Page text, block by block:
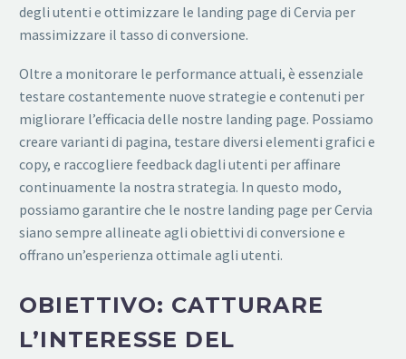
degli utenti e ottimizzare le landing page di Cervia per
massimizzare il tasso di conversione.
Oltre a monitorare le performance attuali, è essenziale
testare costantemente nuove strategie e contenuti per
migliorare l’efficacia delle nostre landing page. Possiamo
creare varianti di pagina, testare diversi elementi grafici e
copy, e raccogliere feedback dagli utenti per affinare
continuamente la nostra strategia. In questo modo,
possiamo garantire che le nostre landing page per Cervia
siano sempre allineate agli obiettivi di conversione e
offrano un’esperienza ottimale agli utenti.
OBIETTIVO: CATTURARE
L’INTERESSE DEL